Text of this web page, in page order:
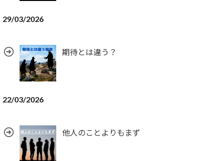
29/03/2026
期待とは違う？
22/03/2026
他人のことよりもまず